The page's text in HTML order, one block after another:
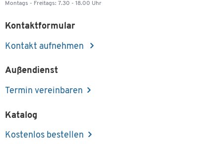
Montags - Freitags: 7.30 - 18.00 Uhr
Kontaktformular
Kontakt aufnehmen
Außendienst
Termin vereinbaren
Katalog
Kostenlos bestellen